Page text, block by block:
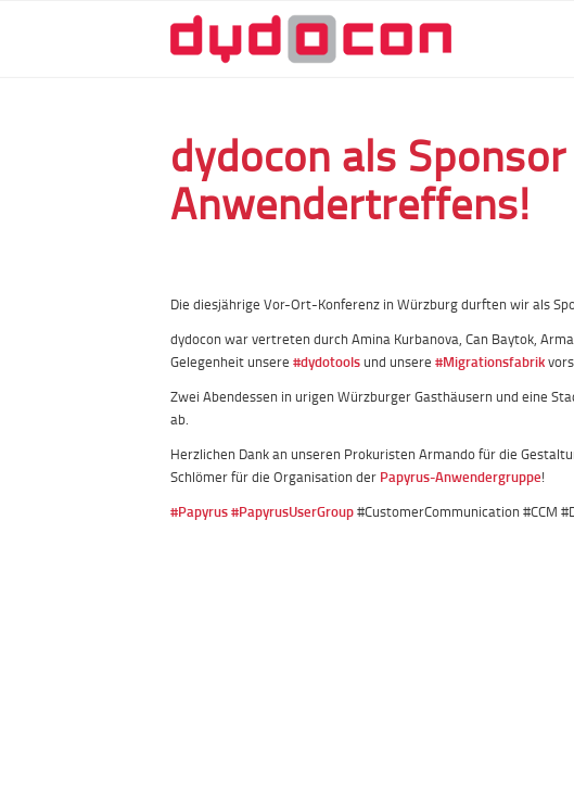
dydocon als
Anwendertreffens!
Die diesjährige Vor-Ort-Konferenz in Würzburg durften wir als
dydocon war vertreten durch Amina Kurbanova, Can Baytok,
Gelegenheit unsere #dydotoolsund unsere #Migrationsfabrik
Zwei Abendessen in urigen Würzburger Gasthäusern und eine
ab.
Herzlichen Dank an unseren Prokuristen Armando für die
Schlömer für die Organisation der Papyrus-Anwendergruppe!
#Papyrus#PapyrusUserGroup#CustomerCommunication #CCM